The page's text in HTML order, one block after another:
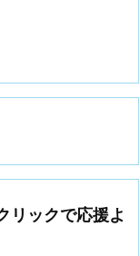
リックで応援よ